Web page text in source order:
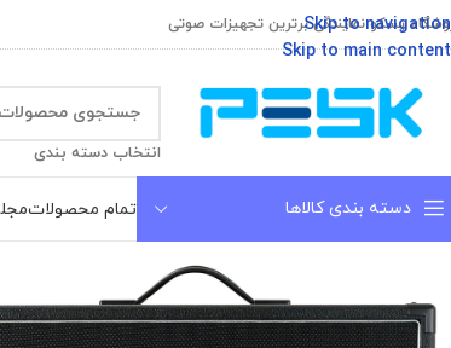
Skip to navigation
Skip to main content
پسکو نمایندگی برترین تجهیزات صوتی
انتخاب دسته بندی
دسته بندی کالاها تمام محصولات